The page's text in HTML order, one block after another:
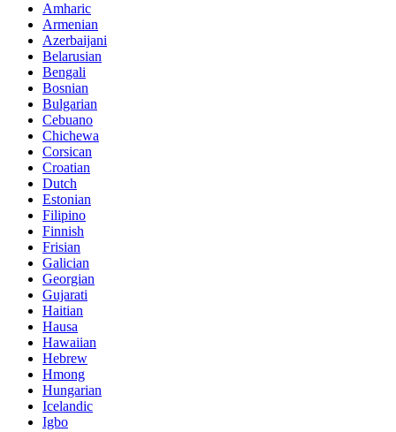
Amharic
Armenian
Azerbaijani
Belarusian
Bengali
Bosnian
Bulgarian
Cebuano
Chichewa
Corsican
Croatian
Dutch
Estonian
Filipino
Finnish
Frisian
Galician
Georgian
Gujarati
Haitian
Hausa
Hawaiian
Hebrew
Hmong
Hungarian
Icelandic
Igbo